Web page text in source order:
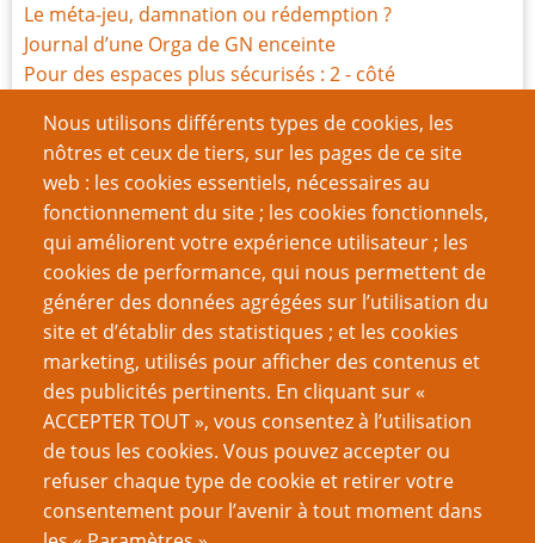
Nous utilisons différents types de cookies, les
nôtres et ceux de tiers, sur les pages de ce site
web : les cookies essentiels, nécessaires au
fonctionnement du site ; les cookies fonctionnels,
qui améliorent votre expérience utilisateur ; les
cookies de performance, qui nous permettent de
générer des données agrégées sur l’utilisation du
site et d’établir des statistiques ; et les cookies
marketing, utilisés pour afficher des contenus et
des publicités pertinents. En cliquant sur «
ACCEPTER TOUT », vous consentez à l’utilisation
de tous les cookies. Vous pouvez accepter ou
refuser chaque type de cookie et retirer votre
consentement pour l’avenir à tout moment dans
Le méta-jeu, damnation ou rédemption ?
Journal d’une Orga de GN enceinte
Pour des espaces plus sécurisés : 2 - côté
Pour des espaces plus sécurisés : 1 - côté participante
Laissez-vous porter par le jeu
La Salle sensorielle
Répertoire des Outils de sécurité émotionnelle
Le bleed, un va-et-vient émotionnel
Pagination 1
Page
suivante
››
VOUS AIMEREZ AUSSI
Vos gueules, les relous !
Romance et Jeu de Rôles : des biais de genre ?
Journal d’une Orga de GN enceinte